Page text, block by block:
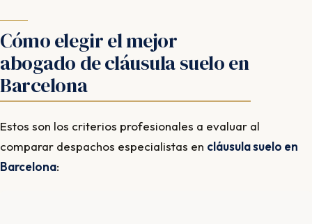
Cómo elegir el mejor
abogado de cláusula suelo en
Barcelona
Estos son los criterios profesionales a evaluar al
comparar despachos especialistas en cláusula suelo en
Barcelona: